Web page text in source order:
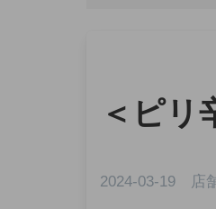
＜ピリ
2024-03-19 店